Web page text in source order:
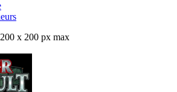
x 200 px max